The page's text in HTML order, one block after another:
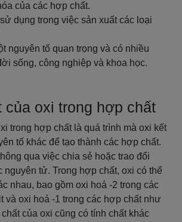
của các hợp chất.
dụng trong việc sản xuất các loại
nguyên tố quan trọng và có nhiều
sống, công nghiệp và khoa học.
của oxi trong hợp chất
trong hợp chất là quá trình mà oxi kết
tố khác để tạo thành các hợp chất.
qua việc chia sẻ hoặc trao đổi
nguyên tử. Trong hợp chất, oxi có thể
nhau, bao gồm oxi hoá -2 trong các
và oxi hoá -1 trong các hợp chất như
của oxi cũng có tính chất khác